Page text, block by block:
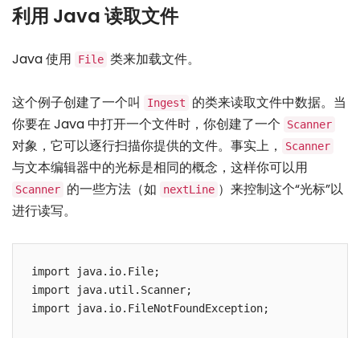
利用 Java 读取文件
Java 使用 File 类来加载文件。
这个例子创建了一个叫 Ingest
的类来读取文件中数据。当
你要在 Java 中打开一个文件时，你创建了一个
Scanner
对象，它可以逐行扫描你提供的文件。事实上， Scanner
与文本编辑器中的光标是相同的概念，这样你可以用
Scanner 的一些方法（如 nextLine ）来控制这个“光标”以
进行读写。
import java.io.File;
import java.util.Scanner;
import java.io.FileNotFoundException;